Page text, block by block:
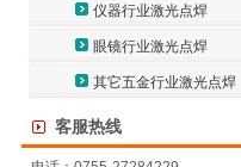
仪器行业激光点焊
眼镜行业激光点焊
其它五金行业激光点焊
客服热线